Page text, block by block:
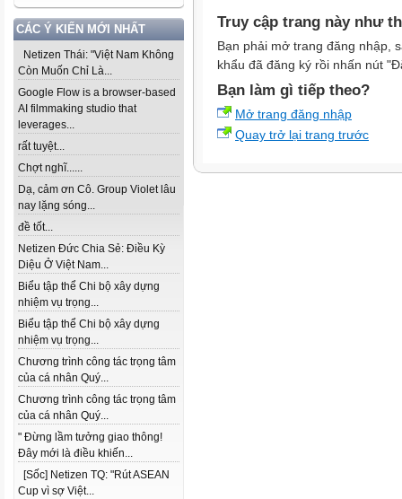
CÁC Ý KIẾN MỚI NHẤT
Netizen Thái: "Việt Nam Không
Còn Muốn Chỉ Là...
Google Flow is a browser-based
AI filmmaking studio that
leverages...
rất tuyệt...
Chợt nghĩ......
Dạ, cảm ơn Cô. Group Violet lâu
nay lặng sóng...
đề tốt...
Netizen Đức Chia Sẻ: Điều Kỳ
Diệu Ở Việt Nam...
Biểu tập thể Chi bộ xây dựng
nhiệm vụ trọng...
Biểu tập thể Chi bộ xây dựng
nhiệm vụ trọng...
Chương trình công tác trọng tâm
của cá nhân Quý...
Chương trình công tác trọng tâm
của cá nhân Quý...
" Đừng lầm tưởng giao thông!
Đây mới là điều khiến...
[Sốc] Netizen TQ: "Rút ASEAN
Cup vì sợ Việt...
Truy cập trang này như
Bạn phải mở trang đăng nhập,
khẩu đã đăng ký rồi nhấn nút
Bạn làm gì tiếp theo?
Mở trang đăng nhập
Quay trở lại trang trước